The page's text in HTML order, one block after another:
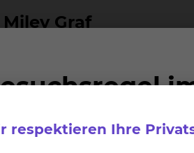
Graf
respektieren Ihre